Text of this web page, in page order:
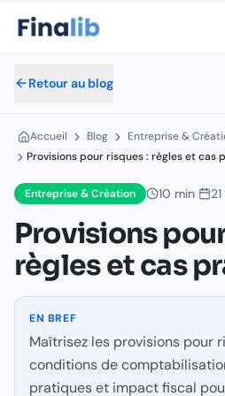
Provisions pour
Par Équipe Finalib
Accueil›Blog ›Entreprise &
risques charges
Dans cet article :
Provisions pour risques et
Provisions pour risques : guide
Cas pratiques approfondis : 5
Provisions et PME : les erreurs
FAQ : provisions pour risques — 5
Articles connexes recommandés
Sources officielles
Retour au blog
Accueil Blog
Entreprise &
Provisions pour risques : règles et cas
Entreprise & Création 10 min
Provisions
règles et cas
EN BREF
Maîtrisez les provisions pour
conditions de
pratiques et impact fiscal